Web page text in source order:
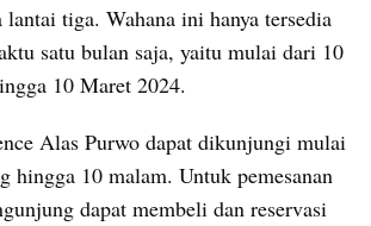
tiga. Wahana ini hanya tersedia
satu bulan saja, yaitu mulai dari 10
10 Maret 2024.
Alas Purwo dapat dikunjungi mulai
hingga 10 malam. Untuk pemesanan
dapat membeli dan reservasi